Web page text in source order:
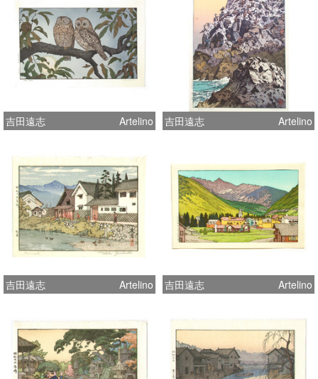
吉田遠志 Artelino 吉田遠志 Artelino
吉田遠志 Artelino 吉田遠志 Artelino